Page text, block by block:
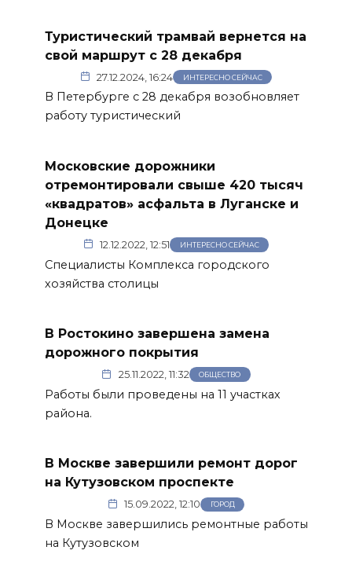
Туристический трамвай вернется на
свой маршрут с 28 декабря
27.12.2024, 16:24 ИНТЕРЕСНО СЕЙЧАС
В Петербурге с 28 декабря возобновляет
работу туристический
Московские дорожники
отремонтировали свыше 420 тысяч
«квадратов» асфальта в Луганске и
Донецке
12.12.2022, 12:51 ИНТЕРЕСНО СЕЙЧАС
Специалисты Комплекса городского
хозяйства столицы
В Ростокино завершена замена
дорожного покрытия
25.11.2022, 11:32 ОБЩЕСТВО
Работы были проведены на 11 участках
района.
В Москве завершили ремонт дорог
на Кутузовском проспекте
15.09.2022, 12:10 ГОРОД
В Москве завершились ремонтные работы
на Кутузовском